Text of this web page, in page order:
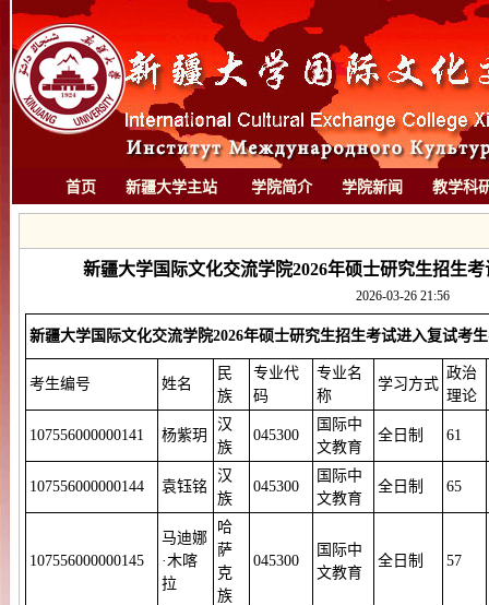
首页 新疆大学主站 学院简介 学院新闻 教学科
新疆大学国际文化交流学院2026年硕士研究生招生
2026-03-26 21:56
新疆大学国际文化交流学院2026年硕士研究生招生考试进入复试考
考生编号 姓名
民
族
专业代
码
专业名
称
学习方式
政治
理论
107556000000141 杨紫玥
汉
族
045300
国际中
文教育
全日制 61
107556000000144 袁钰铭
汉
族
045300
国际中
文教育
全日制 65
107556000000145
马迪娜
·木喀
拉
哈
萨
克
族
045300
国际中
文教育
全日制 57